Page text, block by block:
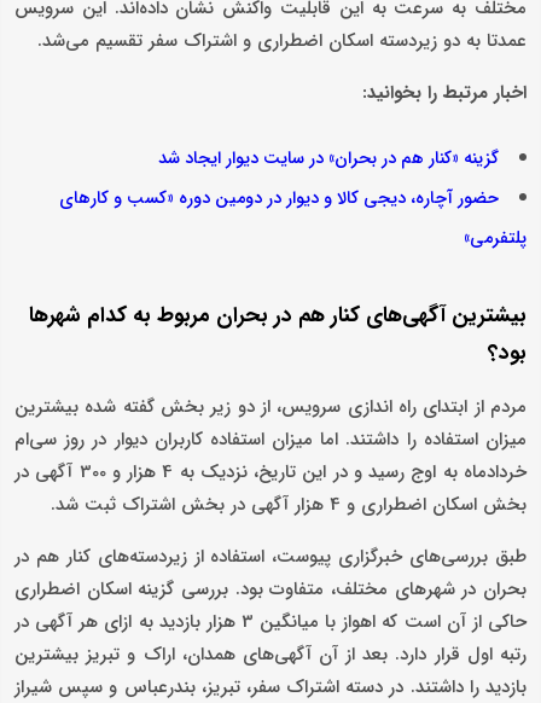
مختلف به ‌سرعت به این قابلیت واکنش نشان داده‌اند. این سرویس
عمدتا به دو زیردسته اسکان اضطراری و اشتراک سفر تقسیم می‌شد.
اخبار مرتبط را بخوانید:
گزینه «کنار هم در بحران» در سایت دیوار ایجاد شد
حضور آچاره، دیجی کالا و دیوار در دومین دوره «کسب‌ و کارهای
پلتفرمی»
بیشترین آگهی‌های کنار هم در بحران مربوط به کدام شهرها
بود؟
مردم از ابتدای راه اندازی سرویس، از دو زیر بخش گفته شده بیشترین
میزان استفاده را داشتند. اما میزان استفاده کاربران دیوار در روز سی‌ام
خردادماه به اوج رسید و در این تاریخ، نزدیک به 4 هزار و 300 آگهی در
بخش اسکان اضطراری و 4 هزار آگهی در بخش اشتراک ثبت شد.
طبق بررسی‌های خبرگزاری پیوست، استفاده از زیردسته‌های کنار هم در
بحران در شهرهای مختلف، متفاوت بود. بررسی گزینه اسکان اضطراری
حاکی از آن است که اهواز با میانگین 3 هزار بازدید به ازای هر آگهی در
رتبه اول قرار دارد. بعد از آن آگهی‌های همدان، اراک و تبریز بیشترین
بازدید را داشتند. در دسته اشتراک سفر، تبریز، بندرعباس و سپس شیراز